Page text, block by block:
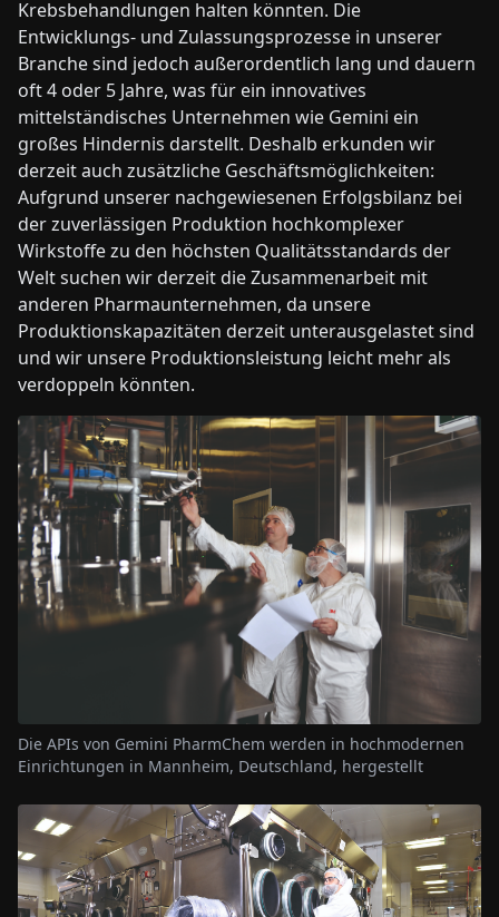
Krebsbehandlungen halten könnten. Die
Entwicklungs- und Zulassungsprozesse in unserer
Branche sind jedoch außerordentlich lang und dauern
oft 4 oder 5 Jahre, was für ein innovatives
mittelständisches Unternehmen wie Gemini ein
großes Hindernis darstellt. Deshalb erkunden wir
derzeit auch zusätzliche Geschäftsmöglichkeiten:
Aufgrund unserer nachgewiesenen Erfolgsbilanz bei
der zuverlässigen Produktion hochkomplexer
Wirkstoffe zu den höchsten Qualitätsstandards der
Welt suchen wir derzeit die Zusammenarbeit mit
anderen Pharmaunternehmen, da unsere
Produktionskapazitäten derzeit unterausgelastet sind
und wir unsere Produktionsleistung leicht mehr als
verdoppeln könnten.
Die APIs von Gemini PharmChem werden in hochmodernen
Einrichtungen in Mannheim, Deutschland, hergestellt